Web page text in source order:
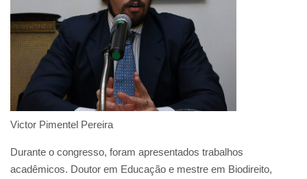
Victor Pimentel Pereira
Durante o congresso, foram apresentados trabalhos
acadêmicos. Doutor em Educação e mestre em Biodireito,